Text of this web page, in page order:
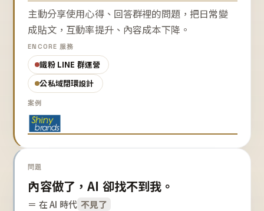
主動分享使用心得、回答群裡的問題，把日常變
成貼文，互動率提升、內容成本下降。
ENCORE 服務
鐵粉 LINE 群運營
公私域閉環設計
案例
問題
內容做了，AI 卻找不到我。
＝ 在 AI 時代 不見了